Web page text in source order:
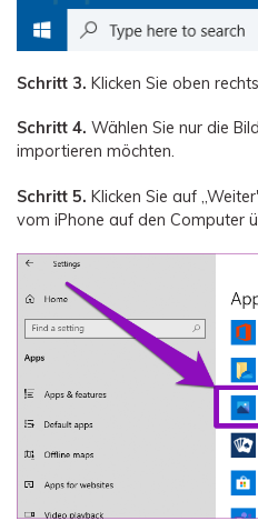
Schritt 3. Klicken Sie oben
Schritt 4. Wählen Sie nur die
importieren möchten.
Schritt 5. Klicken Sie auf
vom iPhone auf den Computer